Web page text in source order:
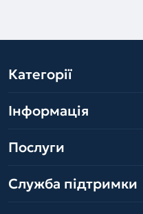
Категорії
Інформація
Послуги
Служба підтримки